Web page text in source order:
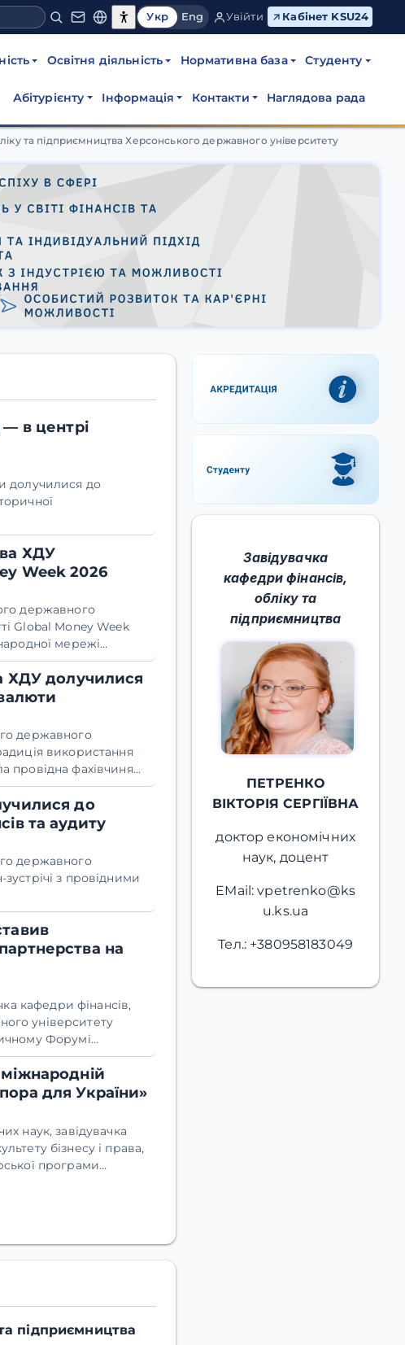
Укр Eng Увійти Кабінет KSU24
Освітня діяльність Нормативна база Студенту
Абітурієнту Інформація Контакти Наглядова рада
державного
та підприємництва Херсонського державного університету
— в центрі
долучилися до
ХДУ
Week 2026
державного
Global Money Week
мережі
та
ініціативи.
ХДУ долучилися
державного
використання
провідна фахівчиня
Сохань.
до
та аудиту
державного
з провідними
на
кафедри фінансів,
університету
Форумі
громад», що
академія».
для України»
наук, завідувачка
бізнесу і права,
програми
підприємництва
Завідувачка
кафедри фінансів,
обліку та
підприємництва
ПЕТРЕНКО
ВІКТОРІЯ СЕРГІЇВНА
доктор економічних
наук, доцент
EMail: vpetrenko@ks
u.ks.ua
Тел.: +380958183049